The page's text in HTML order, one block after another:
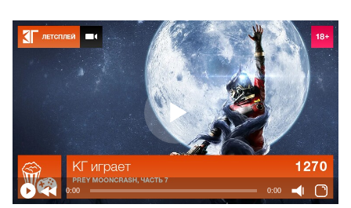
0:00 0:00